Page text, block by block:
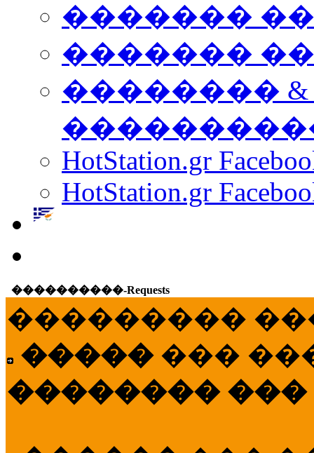
�������
������� ���
��������
HotStation.gr
HotStation.gr
����������-Requests
���������
����� ���
�������� ���